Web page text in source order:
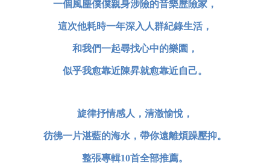
一個風塵僕僕親身涉險的音樂歷險家，
這次他耗時一年深入人群紀錄生活，
和我們一起尋找心中的樂園，
似乎我愈靠近陳昇就愈靠近自己。
旋律抒情感人，清澈愉悅，
彷彿一片湛藍的海水，帶你遠離煩躁壓抑。
整張專輯10首全部推薦。